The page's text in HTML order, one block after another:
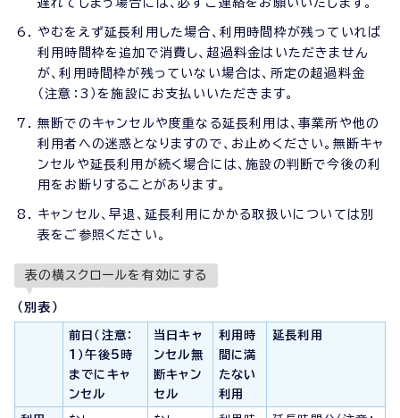
遅れてしまう場合には、必ずご連絡をお願いいたします。
やむをえず延長利用した場合、利用時間枠が残っていれば
利用時間枠を追加で消費し、超過料金はいただきません
が、利用時間枠が残っていない場合は、所定の超過料金
（注意：3）を施設にお支払いいただきます。
無断でのキャンセルや度重なる延長利用は、事業所や他の
利用者への迷惑となりますので、お止めください。無断キャ
ンセルや延長利用が続く場合には、施設の判断で今後の利
用をお断りすることがあります。
キャンセル、早退、延長利用にかかる取扱いについては別
表をご参照ください。
表の横スクロールを有効にする
（別表）
前日（注意：
1）午後5時
までにキャ
ンセル
当日キャ
ンセル無
断キャン
セル
利用時
間に満
たない
利用
延長利用